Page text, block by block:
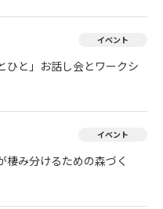
イベント
ひと」お話し会とワークシ
イベント
棲み分けるための森づく